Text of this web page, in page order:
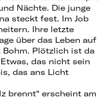
Nächte. Die junge
steckt fest. Im Job
Ihre letzte
über das Leben auf
Plötzlich ist da
das nicht sein
das ans Licht
brennt“ erscheint am